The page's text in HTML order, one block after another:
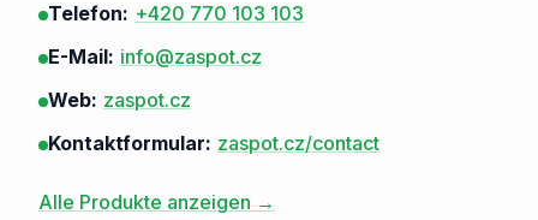
Telefon: +420 770 103 103
E-Mail: info@zaspot.cz
Web: zaspot.cz
Kontaktformular: zaspot.cz/contact
Alle Produkte anzeigen →